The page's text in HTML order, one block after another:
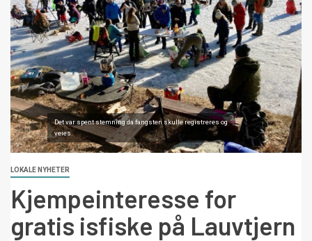
Det var spent stemning da fangsten skulle registreres og
veies.
LOKALE NYHETER
Kjempeinteresse for
gratis isfiske på Lauvtjern